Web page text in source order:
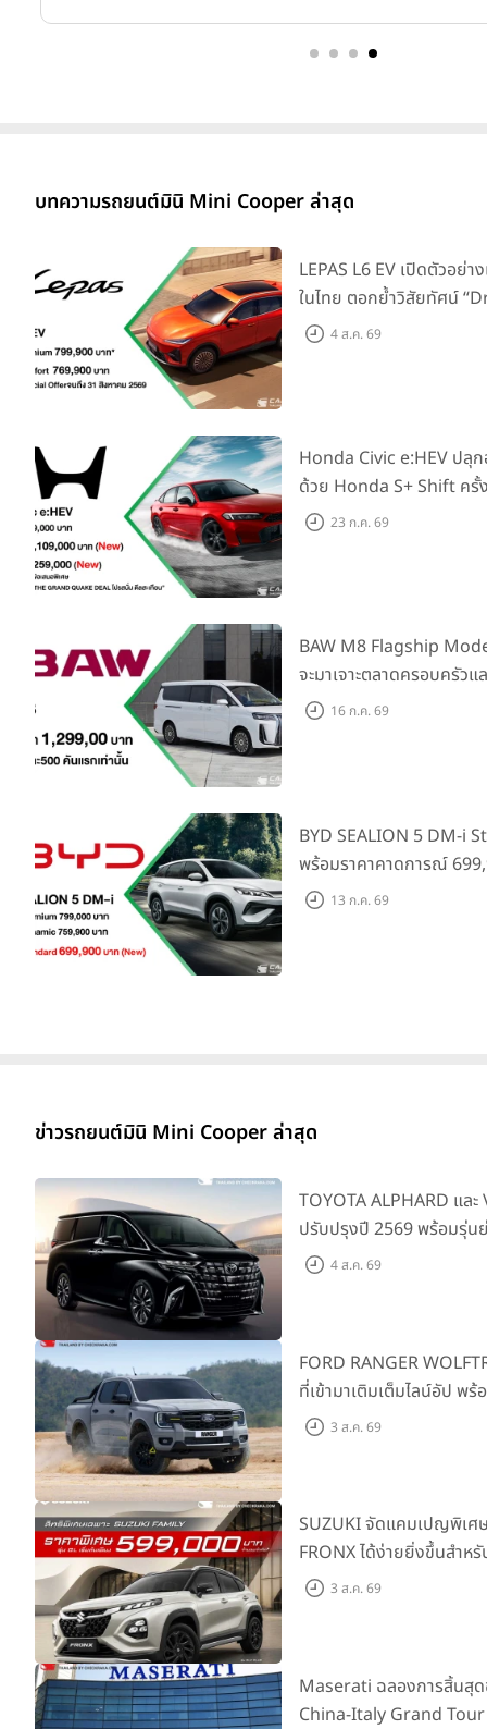
บทความรถยนต์มินิ Mini Cooper ล่าสุด
LEPAS L6 EV เปิดตัวอย่
ในไทย ตอกย้ำวิสัยทัศน์
Elegance” มาพร้อม 2 รุ่
4 ส.ค. 69
Honda Civic e:HEV ปลุ
ด้วย Honda S+ Shift ครั้
เพิ่ม Blind Spot
23 ก.ค. 69
BAW M8 Flagship
จะมาเจาะตลาดครอบครัว
ราคาที่ 1.299 ลบ. (สิทธิพิ
16 ก.ค. 69
BYD SEALION 5 DM-i
พร้อมราคาคาดการณ์
ล่าสุดที่มีระยะขับขี่รวม
13 ก.ค. 69
ข่าวรถยนต์มินิ Mini Cooper ล่าสุด
TOYOTA ALPHARD และ
ปรับปรุงปี 2569 พร้อมรุ่น
SMART ราคาเริ่มต้น
4 ส.ค. 69
FORD RANGER
ที่เข้ามาเติมเต็มไลน์อัป พ
ผจญภัยด้วยสมรรถนะพร้
3 ส.ค. 69
SUZUKI จัดแคมเปญพิเศษ
FRONX ได้ง่ายยิ่งขึ้นสำห
เริ่มต้น 5.99 แสนบาท จำ
3 ส.ค. 69
Maserati ฉลองการสิ้นสุ
China-Italy Grand